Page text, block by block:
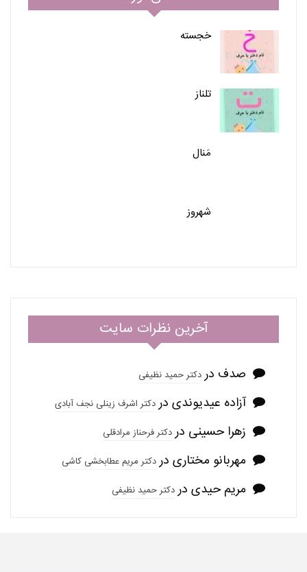
خجسته
تلناز
مَنال
شهروز
آخرین نظرات سایت
صدف دردکتر حمید نظیفی
آزاده عیدیوندی دردکتر اشرف زینلی نجف آبادی
زهرا حسینی دردکتر فرحناز مرادقلی
مهربانو مختاری دردکتر مریم عطابخشی کاشی
مریم حیدی دردکتر حمید نظیفی